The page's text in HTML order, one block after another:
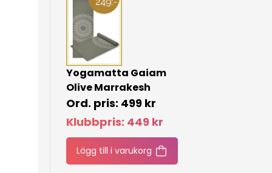
Yogamatta Gaiam
Olive Marrakesh
499 kr
Klubbpris: 449 kr
Lägg till i varukorg